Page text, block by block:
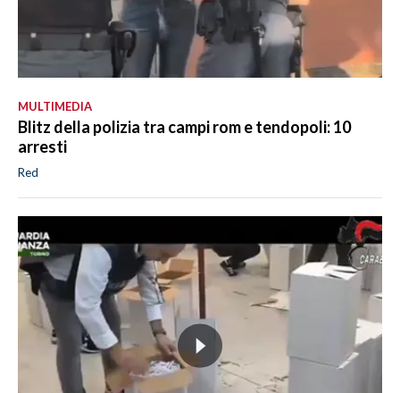
MULTIMEDIA
Blitz della polizia tra campi rom e tendopoli: 10
arresti
Red